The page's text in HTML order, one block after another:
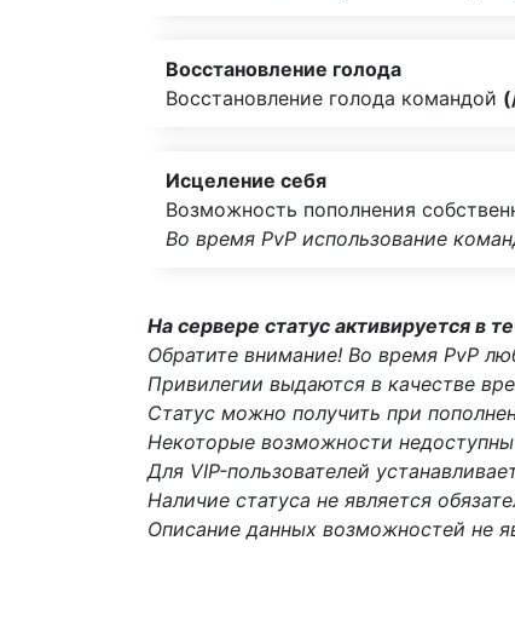
Восстановление голода
Восстановление голода командой
Исцеление себя
Возможность пополнения
Во время PvP использование
На сервере статус активируется в
Обратите внимание! Во время PvP
Привилегии выдаются в качестве
Статус можно получить при
Некоторые возможности
Для VIP-пользователей
Наличие статуса не является
Описание данных возможностей не